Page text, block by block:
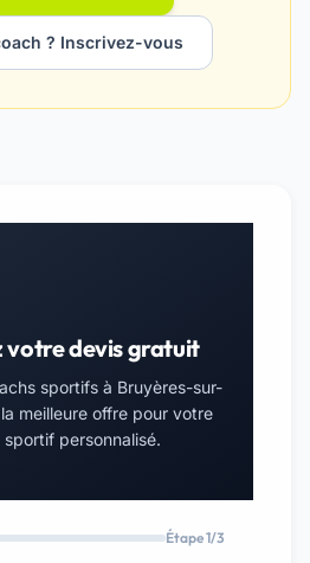
? Inscrivez-vous
votre devis gratuit
sportifs à Bruyères-sur-
meilleure offre pour votre
personnalisé.
Étape 1/3